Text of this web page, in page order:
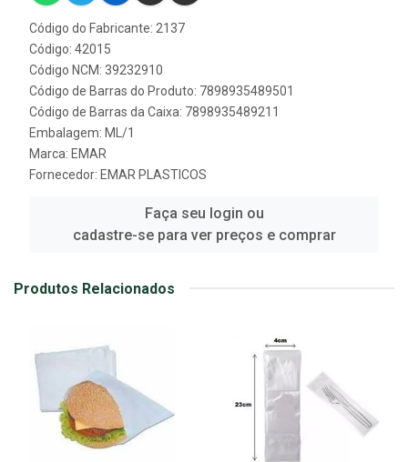
Código do Fabricante: 2137
Código: 42015
Código NCM: 39232910
Código de Barras do Produto: 7898935489501
Código de Barras da Caixa: 7898935489211
Embalagem: ML/1
Marca: EMAR
Fornecedor: EMAR PLASTICOS
Faça seu login ou
cadastre-se para ver preços e comprar
Produtos Relacionados